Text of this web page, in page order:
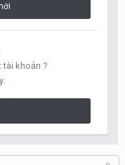
tài khoản ?